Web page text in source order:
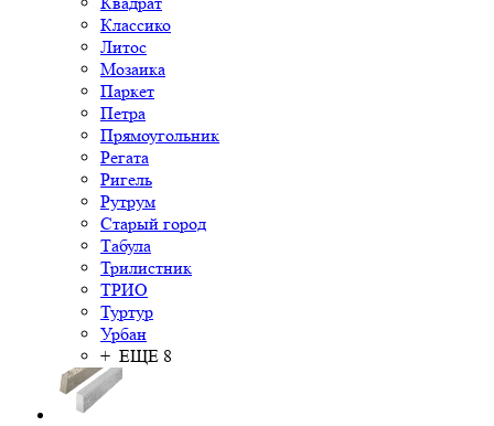
Классико
Литос
Мозаика
Паркет
Петра
Прямоугольник
Регата
Ригель
Рутрум
Старый город
Табула
Трилистник
ТРИО
Туртур
Урбан
+ ЕЩЕ 8